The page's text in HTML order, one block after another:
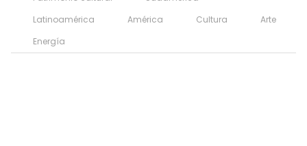
Latinoamérica
América Cultura
Arte
Energía